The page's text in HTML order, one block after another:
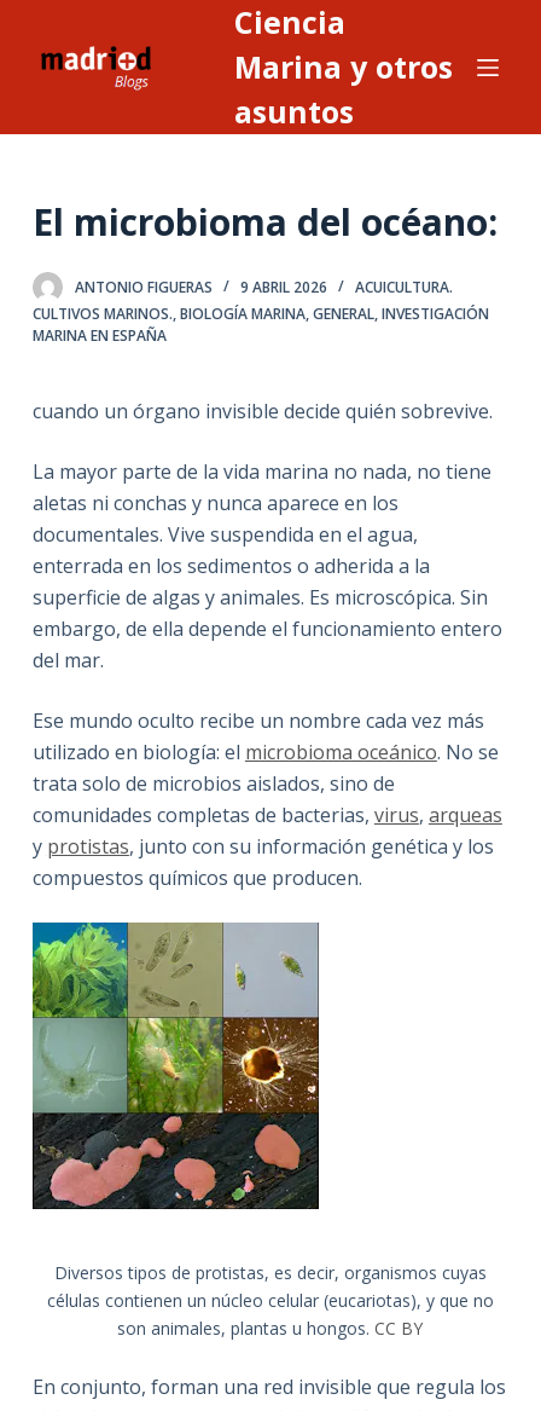
o
n
e
d
o
Ciencia
Marina y otros
asuntos
El microbioma del océano:
ANTONIO FIGUERAS 9 ABRIL 2026
ACUICULTURA.
CULTIVOS MARINOS.,BIOLOGÍA MARINA,GENERAL,INVESTIGACIÓN
MARINA EN ESPAÑA
cuando un órgano invisible decide quién sobrevive.
La mayor parte de la vida marina no nada, no tiene
aletas ni conchas y nunca aparece en los
documentales. Vive suspendida en el agua,
enterrada en los sedimentos o adherida a la
superficie de algas y animales. Es microscópica. Sin
embargo, de ella depende el funcionamiento entero
del mar.
Ese mundo oculto recibe un nombre cada vez más
utilizado en biología: el microbioma oceánico. No se
trata solo de microbios aislados, sino de
comunidades completas de bacterias, virus, arqueas
y protistas, junto con su información genética y los
compuestos químicos que producen.
Diversos tipos de protistas, es decir, organismos cuyas
células contienen un núcleo celular (eucariotas), y que no
son animales, plantas u hongos. CC BY
En conjunto, forman una red invisible que regula los